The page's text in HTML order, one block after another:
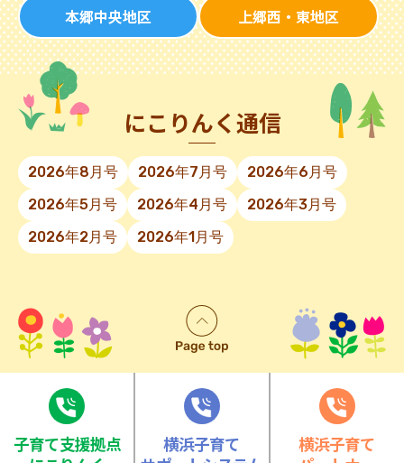
本郷中央地区 上郷西・東地区
にこりんく通信
2026年8月号 2026年7月号
2026年6月号
2026年5月号
2026年4月号
2026年3月号
2026年2月号
2026年1月号
⼦育て⽀援拠点
横浜子育て
横浜子育て